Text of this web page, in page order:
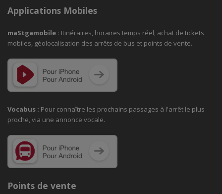
Applications Mobiles
maStgamobile : Itinéraires, horaires temps réel, achat de tickets
mobiles, géolocalisation des arrêts de bus et points de vente.
Vocabus : Pour connaître les prochains passages à l'arrêt le plus
proche, via une annonce vocale.
Points de vente